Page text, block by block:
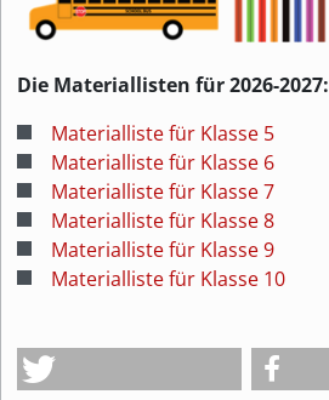
Die Materiallisten für 2026-2027:
Materialliste für Klasse 5
Materialliste für Klasse 6
Materialliste für Klasse 7
Materialliste für Klasse 8
Materialliste für Klasse 9
Materialliste für Klasse 10